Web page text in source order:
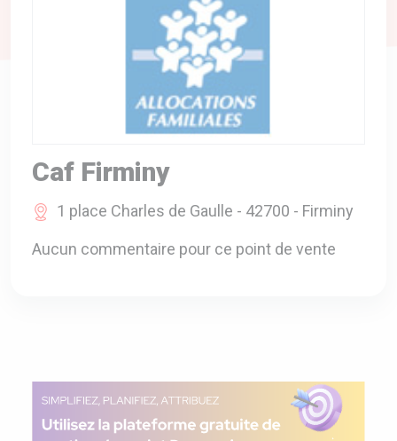
BIO & ENVIRONNEMENT
Caf Firminy
1 place Charles de Gaulle - 42700 - Firminy
Aucun commentaire pour ce point de vente